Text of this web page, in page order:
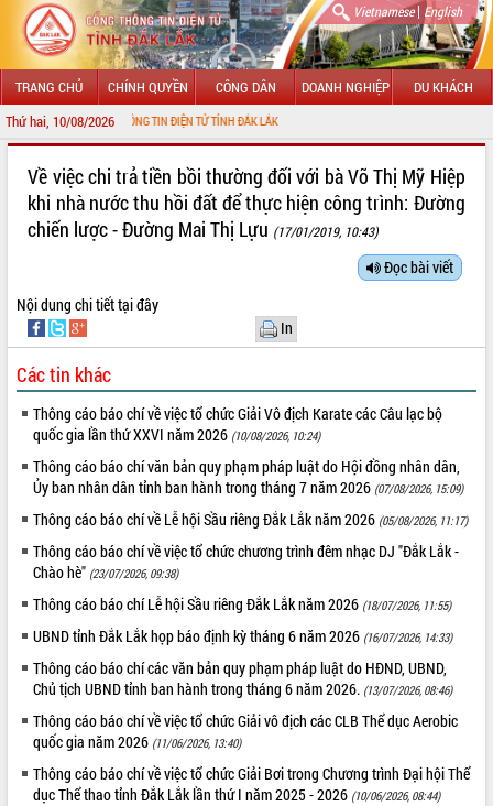
Vietnamese| English
TRANG CHỦ CHÍNH QUYỀN CÔNG DÂN DOANH NGHIỆP DU KHÁCH
Thứ hai, 10/08/2026
VỚI CỔNG THÔNG TIN ĐIỆN TỬ TỈNH ĐẮK LẮK
LÃNH ĐẠO UBND TỈNH
SỞ, BAN, NGÀNH
UBND CÁC XÃ, PHƯỜNG
THÔNG TIN CHỈ ĐẠO ĐIỀU HÀNH
HỆ THỐNG VĂN BẢN
VĂN BẢN HĐND TỈNH
ĐIỂM TIN VĂN BẢN
QUY HOẠCH - KẾ HOẠCH
Về việc chi trả tiền bồi thường đối với bà Võ Thị Mỹ Hiệp
khi nhà nước thu hồi đất để thực hiện công trình: Đường
chiến lược - Đường Mai Thị Lựu (17/01/2019, 10:43)
Đọc bài viết
Nội dung chi tiếttại đây
In
Các tin khác
Thông cáo báo chí về việc tổ chức Giải Vô địch Karate các Câu lạc bộ
quốc gia lần thứ XXVI năm 2026 (10/08/2026, 10:24)
Thông cáo báo chí văn bản quy phạm pháp luật do Hội đồng nhân dân,
Ủy ban nhân dân tỉnh ban hành trong tháng 7 năm 2026 (07/08/2026, 15:09)
Thông cáo báo chí về Lễ hội Sầu riêng Đắk Lắk năm 2026 (05/08/2026, 11:17)
Thông cáo báo chí về việc tổ chức chương trình đêm nhạc DJ "Đắk Lắk -
Chào hè" (23/07/2026, 09:38)
Thông cáo báo chí Lễ hội Sầu riêng Đắk Lắk năm 2026 (18/07/2026, 11:55)
UBND tỉnh Đắk Lắk họp báo định kỳ tháng 6 năm 2026 (16/07/2026, 14:33)
Thông cáo báo chí các văn bản quy phạm pháp luật do HĐND, UBND,
Chủ tịch UBND tỉnh ban hành trong tháng 6 năm 2026. (13/07/2026, 08:46)
Thông cáo báo chí về việc tổ chức Giải vô địch các CLB Thể dục Aerobic
quốc gia năm 2026 (11/06/2026, 13:40)
Thông cáo báo chí về việc tổ chức Giải Bơi trong Chương trình Đại hội Thể
dục Thể thao tỉnh Đắk Lắk lần thứ I năm 2025 - 2026 (10/06/2026, 08:44)